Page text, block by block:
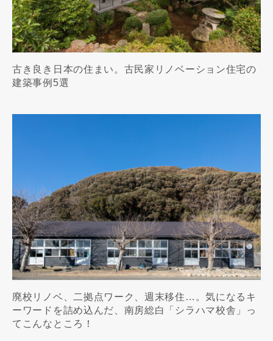
古き良き日本の住まい。古民家リノベーション住宅の
建築事例5選
廃校リノベ、二拠点ワーク、週末移住…。気になるキ
ーワードを詰め込んだ、南房総白「シラハマ校舎」っ
てこんなところ！